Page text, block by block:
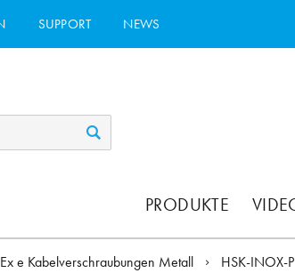
SUPPORT NEWS
PRODUKTE
Ex e Kabelverschraubungen Metall HSK-INOX-